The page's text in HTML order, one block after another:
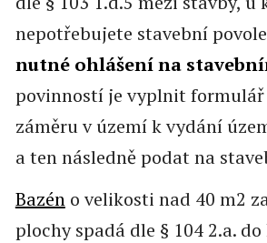
nepotřebujete stavební
nutné ohlášení na
povinností je vyplnit formulář
záměru v území k vydání
a ten následně podat na
Bazéno velikosti nad 40 m2
plochy spadá dle § 104 2.a.